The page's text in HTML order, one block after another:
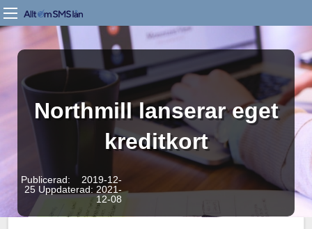
Northmill lanserar eget
kreditkort
Publicerad: 2019-12-
25 Uppdaterad: 2021-
12-08